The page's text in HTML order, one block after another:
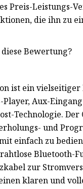
Preis-Leistungs-
die ihn zu
Bewertung?
ist ein
Aux-
Der
und
einfach zu
Bluetooth-
zur
klaren und